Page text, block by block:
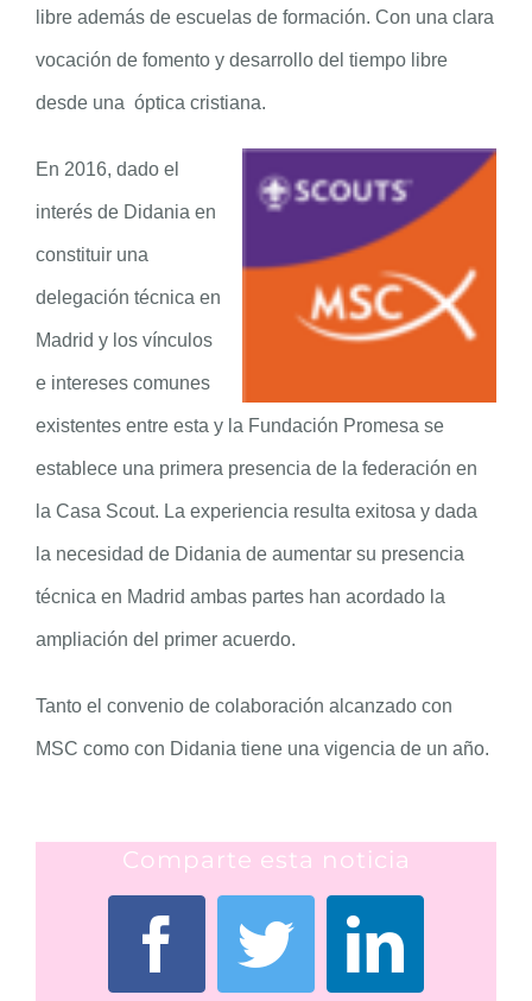
libre además de escuelas de formación. Con una clara
vocación de fomento y desarrollo del tiempo libre
desde una óptica cristiana.
En 2016, dado el
interés de Didania en
constituir una
delegación técnica en
Madrid y los vínculos
e intereses comunes
existentes entre esta y la Fundación Promesa se
establece una primera presencia de la federación en
la Casa Scout. La experiencia resulta exitosa y dada
la necesidad de Didania de aumentar su presencia
técnica en Madrid ambas partes han acordado la
ampliación del primer acuerdo.
Tanto el convenio de colaboración alcanzado con
MSC como con Didania tiene una vigencia de un año.
Comparte esta noticia
Facebook
Twitter